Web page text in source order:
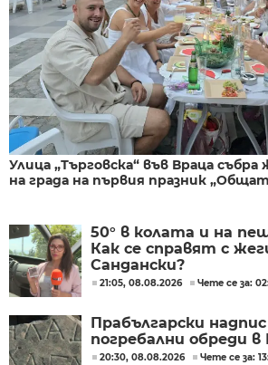
Улица „Търговска“ във Враца
на града на първия празник
50° в колата и на
Как се справят с
Сандански?
21:05, 08.08.2026 Чете се за:
Прабългарски
погребални обреди в
20:30, 08.08.2026 Чете се за: